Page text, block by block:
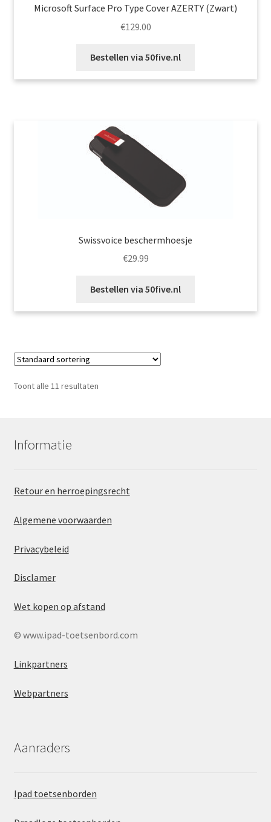
Microsoft Surface Pro Type Cover AZERTY (Zwart)
€129.00
Bestellen via 50five.nl
Swissvoice beschermhoesje
€29.99
Bestellen via 50five.nl
Toont alle 11 resultaten
Informatie
Retour en herroepingsrecht
Algemene voorwaarden
Privacybeleid
Disclamer
Wet kopen op afstand
© www.ipad-toetsenbord.com
Linkpartners
Webpartners
Aanraders
Ipad toetsenborden